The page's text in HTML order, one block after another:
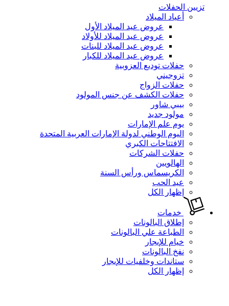
تزيين الحفلات
أعياد الميلاد
عروض عيد الميلاد الأول
عروض عيد الميلاد للأولاد
عروض عيد الميلاد للبنات
عروض عيد الميلاد للكبار
حفلات توديع العزوبية
تزوجيني
حفلات الزواج
حفلات الكشف عن جنس المولود
بيبي شاور
مولود جديد
يوم علم الإمارات
اليوم الوطني لدولة الإمارات العربية المتحدة
الافتتاحات الكبري
حفلات الشركات
الهالويين
الكريسماس ورأس السنة
عيد الحب
إظهار الكل
خدمات
إطلاق البالونات
الطباعة علي البالونات
خيام للإيجار
نفخ البالونات
ستاندات وخلفيات للإيجار
إظهار الكل